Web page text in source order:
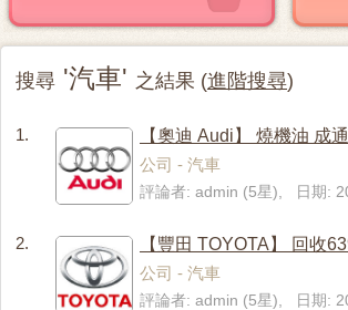
搜尋 '汽車' 之結果 (進階搜尋)
1.
【奧迪 Audi】 燒機油 成
公司 - 汽車
評論者: admin (5星), 日期:
2.
【豐田 TOYOTA】 回收
公司 - 汽車
評論者: admin (5星), 日期: